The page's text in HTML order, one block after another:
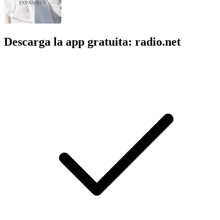
Descarga la app gratuita: radio.net